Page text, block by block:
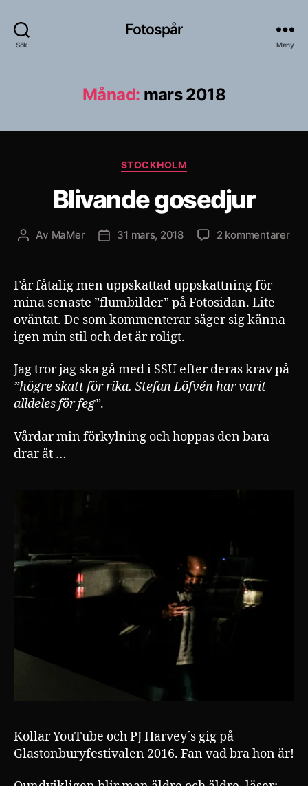
Sök
Fotospår
Meny
Månad: mars 2018
Kategorier
STOCKHOLM
Blivande gosedjur
Inläggsförfattare
Av MaMer Inläggsdatum
31 mars, 2018 2 kommentarertill
Får fåtalig men uppskattad uppskattning för
mina senaste ”flumbilder” på Fotosidan. Lite
oväntat. De som kommenterar säger sig känna
igen min stil och det är roligt.
Jag tror jag ska gå med i SSU efter deras krav på
”högre skatt för rika. Stefan Löfvén har varit
alldeles för feg”.
Vårdar min förkylning och hoppas den bara
drar åt …
Kollar YouTube och PJ Harvey´s gig på
Glastonburyfestivalen 2016. Fan vad bra hon är!